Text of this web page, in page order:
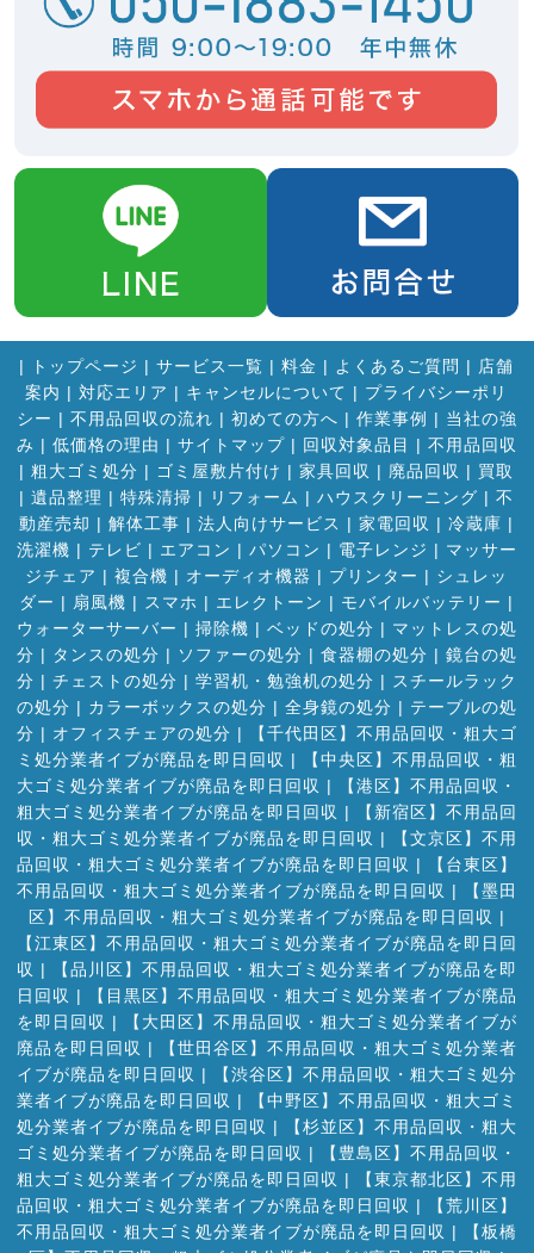
| トップページ | サービス一覧 | 料金 | よくあるご質問 | 店舗
案内 | 対応エリア | キャンセルについて | プライバシーポリ
シー | 不用品回収の流れ | 初めての方へ | 作業事例 | 当社の強
み | 低価格の理由 | サイトマップ| 回収対象品目 | 不用品回収
| 粗大ゴミ処分 | ゴミ屋敷片付け | 家具回収 | 廃品回収 | 買取
| 遺品整理 | 特殊清掃 | リフォーム | ハウスクリーニング | 不
動産売却 | 解体工事 | 法人向けサービス | 家電回収 | 冷蔵庫 |
洗濯機 | テレビ | エアコン | パソコン | 電子レンジ | マッサー
ジチェア | 複合機 | オーディオ機器 | プリンター | シュレッ
ダー | 扇風機 | スマホ | エレクトーン | モバイルバッテリー |
ウォーターサーバー | 掃除機 | ベッドの処分 | マットレスの処
分 | タンスの処分 | ソファーの処分 | 食器棚の処分 | 鏡台の処
分 | チェストの処分 | 学習机・勉強机の処分 | スチールラック
の処分 | カラーボックスの処分 | 全身鏡の処分 | テーブルの処
分 | オフィスチェアの処分 |
【千代田区】不用品回収・粗大ゴ
ミ処分業者イブが廃品を即日回収 |
【中央区】不用品回収・粗
大ゴミ処分業者イブが廃品を即日回収 |
【港区】不用品回収・
粗大ゴミ処分業者イブが廃品を即日回収 |
【新宿区】不用品回
収・粗大ゴミ処分業者イブが廃品を即日回収 |
【文京区】不用
品回収・粗大ゴミ処分業者イブが廃品を即日回収 |
【台東区】
不用品回収・粗大ゴミ処分業者イブが廃品を即日回収 |
【墨田
区】不用品回収・粗大ゴミ処分業者イブが廃品を即日回収 |
【江東区】不用品回収・粗大ゴミ処分業者イブが廃品を即日回
収 |
【品川区】不用品回収・粗大ゴミ処分業者イブが廃品を即
日回収 |
【目黒区】不用品回収・粗大ゴミ処分業者イブが廃品
を即日回収 |
【大田区】不用品回収・粗大ゴミ処分業者イブが
廃品を即日回収 |
【世田谷区】不用品回収・粗大ゴミ処分業者
イブが廃品を即日回収 |
【渋谷区】不用品回収・粗大ゴミ処分
業者イブが廃品を即日回収 |
【中野区】不用品回収・粗大ゴミ
処分業者イブが廃品を即日回収 |
【杉並区】不用品回収・粗大
ゴミ処分業者イブが廃品を即日回収 |
【豊島区】不用品回収・
粗大ゴミ処分業者イブが廃品を即日回収 |
【東京都北区】不用
品回収・粗大ゴミ処分業者イブが廃品を即日回収 |
【荒川区】
不用品回収・粗大ゴミ処分業者イブが廃品を即日回収 |
【板橋